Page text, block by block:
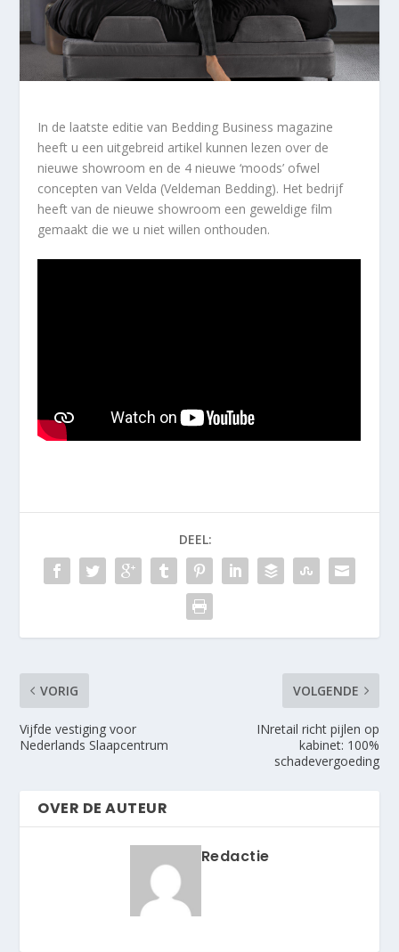
In de laatste editie van Bedding Business magazine
heeft u een uitgebreid artikel kunnen lezen over de
nieuwe showroom en de 4 nieuwe ‘moods’ ofwel
concepten van Velda (Veldeman Bedding). Het bedrijf
heeft van de nieuwe showroom een geweldige film
gemaakt die we u niet willen onthouden.
DEEL:
VORIG
Vijfde vestiging voor
Nederlands Slaapcentrum
VOLGENDE
INretail richt pijlen op
kabinet: 100%
schadevergoeding
OVER DE AUTEUR
Redactie